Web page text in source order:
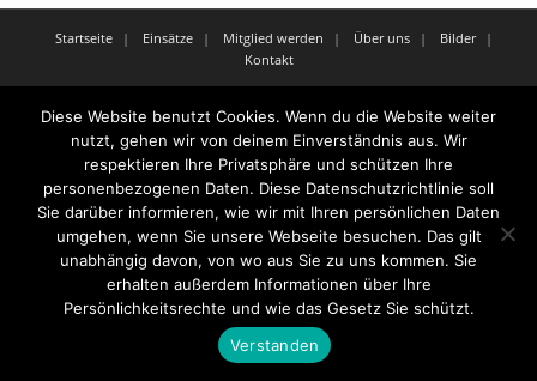
Startseite Einsätze Mitglied werden Über uns
Bilder
Kontakt
Theme byThink Up Themes Ltd. Powered byWordPress.
Diese Website benutzt Cookies. Wenn du die Website weiter
nutzt, gehen wir von deinem Einverständnis aus. Wir
respektieren Ihre Privatsphäre und schützen Ihre
personenbezogenen Daten. Diese Datenschutzrichtlinie soll
Sie darüber informieren, wie wir mit Ihren persönlichen Daten
umgehen, wenn Sie unsere Webseite besuchen. Das gilt
unabhängig davon, von wo aus Sie zu uns kommen. Sie
erhalten außerdem Informationen über Ihre
Persönlichkeitsrechte und wie das Gesetz Sie schützt.
Verstanden